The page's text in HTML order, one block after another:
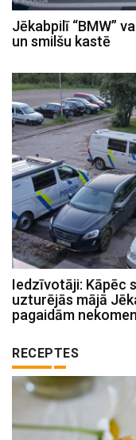
Jēkabpilī “BMW”
un smilšu kastē
Iedzīvotāji: Kāpēc
uzturējās mājā
pagaidām
RECEPTES